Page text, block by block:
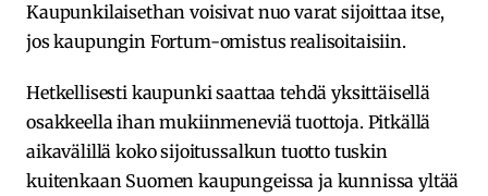
Kaupunkilaisethan voisivat nuo varat sijoittaa itse,
jos kaupungin Fortum-omistus realisoitaisiin.
Hetkellisesti kaupunki saattaa tehdä yksittäisellä
osakkeella ihan mukiinmeneviä tuottoja. Pitkällä
aikavälillä koko sijoitussalkun tuotto tuskin
kuitenkaan Suomen kaupungeissa ja kunnissa yltää